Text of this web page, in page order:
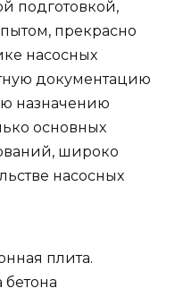
подготовкой,
прекрасно
насосных
документацию
назначению
основных
широко
насосных
плита.